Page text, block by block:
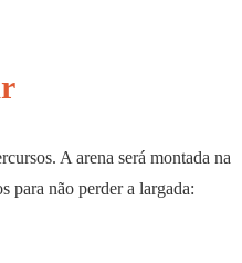
A arena será montada na
para não perder a largada: